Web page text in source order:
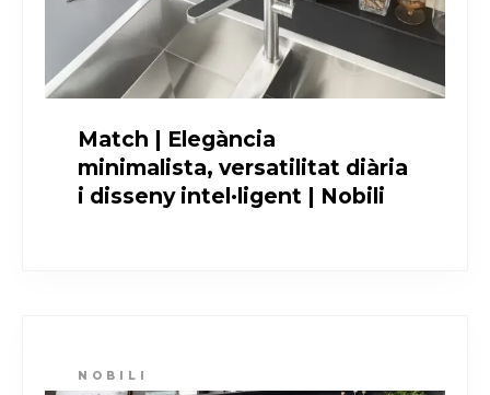
Match | Elegància
minimalista, versatilitat diària
i disseny intel·ligent | Nobili
NOBILI